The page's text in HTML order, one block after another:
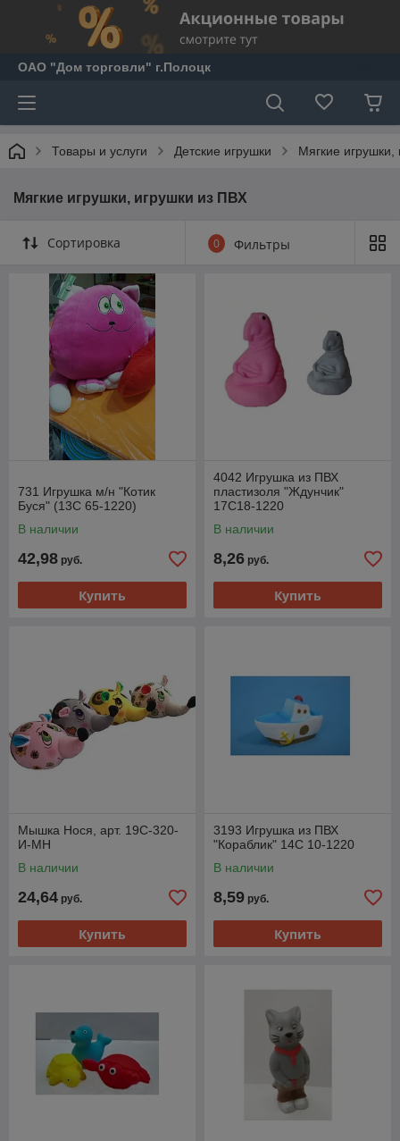
ОАО "Дом торговли" г.Полоцк
Товары и услуги Детские игрушки Мягкие
Мягкие игрушки, игрушки из ПВХ
Сортировка 0 Фильтры
731 Игрушка м/н "Котик
Буся" (13С 65-1220)
В наличии
42,98 руб.
Купить
4042 Игрушка из ПВХ
пластизоля "Ждунчик"
17С18-1220
В наличии
8,26 руб.
Купить
Мышка Нося, арт. 19С-320-
И-МН
В наличии
24,64 руб.
Купить
3193 Игрушка из ПВХ
"Кораблик" 14С 10-1220
В наличии
8,59 руб.
Купить